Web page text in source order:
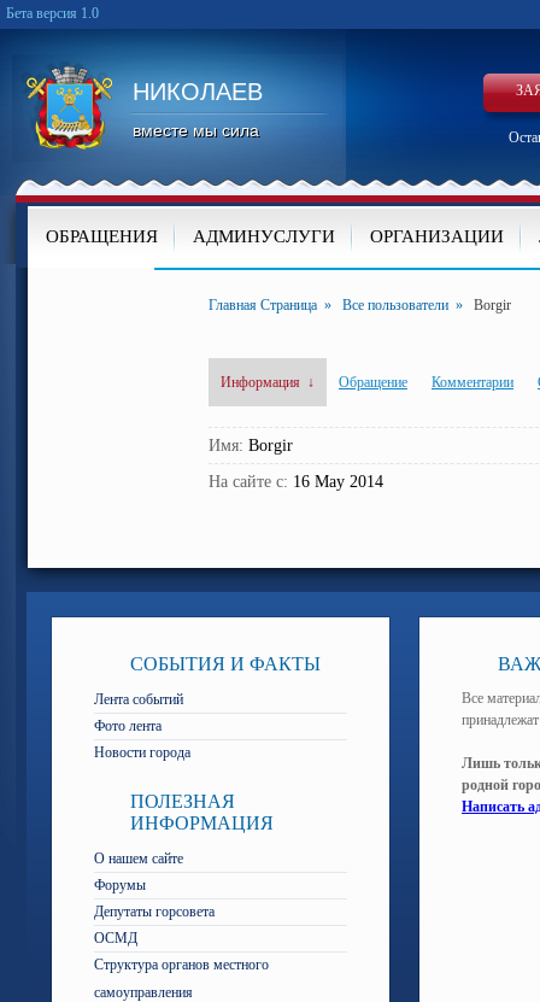
Бета версия 1.0
НИКОЛАЕВ
вместе мы сила
ОБРАЩЕНИЯ АДМИНУСЛУГИ ОРГАНИЗАЦИИ
Главная Страница » Все пользователи » Borgir
Информация ↓ Обращение Комментарии
Имя: Borgir
На сайте с: 16 May 2014
СОБЫТИЯ И ФАКТЫ
Лента событий
Фото лента
Новости города
ПОЛЕЗНАЯ
ИНФОРМАЦИЯ
О нашем сайте
Форумы
Депутаты горсовета
ОСМД
Структура органов местного
самоуправления
Все
Лишь
родной
Написать